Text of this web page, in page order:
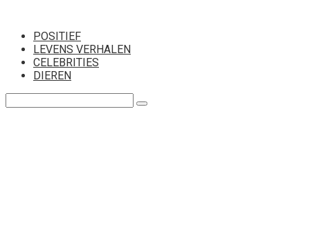
контентуPOSITIEF
LEVENS VERHALEN
CELEBRITIES
DIEREN